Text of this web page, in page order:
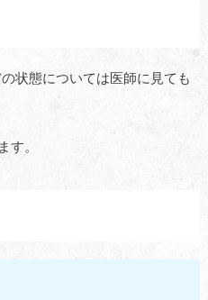
状態については医師に見ても
す。